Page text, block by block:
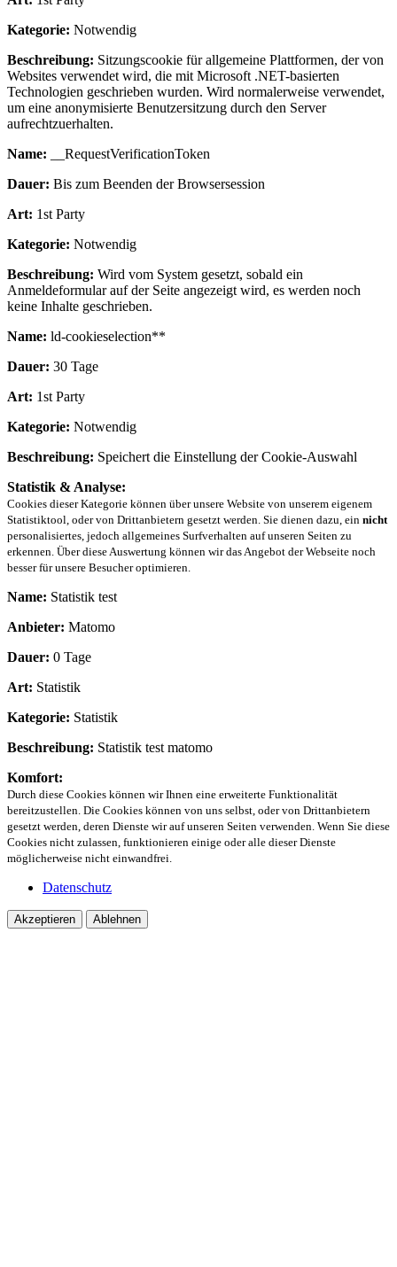
Kategorie: Notwendig
Beschreibung: Sitzungscookie für allgemeine Plattformen, der von
Websites verwendet wird, die mit Microsoft .NET-basierten
Technologien geschrieben wurden. Wird normalerweise verwendet,
um eine anonymisierte Benutzersitzung durch den Server
aufrechtzuerhalten.
Name: __RequestVerificationToken
Dauer: Bis zum Beenden der Browsersession
Art: 1st Party
Kategorie: Notwendig
Beschreibung: Wird vom System gesetzt, sobald ein
Anmeldeformular auf der Seite angezeigt wird, es werden noch
keine Inhalte geschrieben.
Name: ld-cookieselection**
Dauer: 30 Tage
Art: 1st Party
Kategorie: Notwendig
Beschreibung: Speichert die Einstellung der Cookie-Auswahl
Statistik & Analyse:
Cookies dieser Kategorie können über unsere Website von unserem eigenem
Statistiktool, oder von Drittanbietern gesetzt werden. Sie dienen dazu, ein nicht
personalisiertes, jedoch allgemeines Surfverhalten auf unseren Seiten zu
erkennen. Über diese Auswertung können wir das Angebot der Webseite noch
besser für unsere Besucher optimieren.
Name: Statistik test
Anbieter: Matomo
Dauer: 0 Tage
Art: Statistik
Kategorie: Statistik
Beschreibung: Statistik test matomo
Komfort:
Durch diese Cookies können wir Ihnen eine erweiterte Funktionalität
bereitzustellen. Die Cookies können von uns selbst, oder von Drittanbietern
gesetzt werden, deren Dienste wir auf unseren Seiten verwenden. Wenn Sie diese
Cookies nicht zulassen, funktionieren einige oder alle dieser Dienste
möglicherweise nicht einwandfrei.
Datenschutz
Akzeptieren Ablehnen